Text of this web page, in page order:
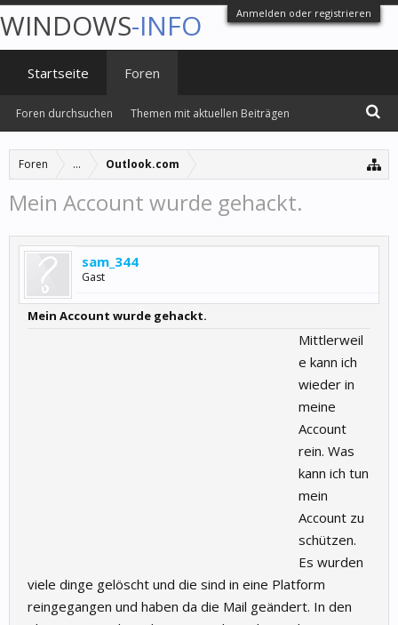
Anmelden oder registrieren
Foren ... Outlook.com
Mein Account wurde gehackt.
sam_344
Gast
Mein Account wurde gehackt.
Mittlerweil
e kann ich
wieder in
meine
Account
rein. Was
kann ich tun
mein
Account zu
schützen.
Es wurden
viele dinge gelöscht und die sind in eine Platform
reingegangen und haben da die Mail geändert. In den
WINDOWS-INFO
Startseite Foren
Foren durchsuchen Themen mit aktuellen Beiträgen